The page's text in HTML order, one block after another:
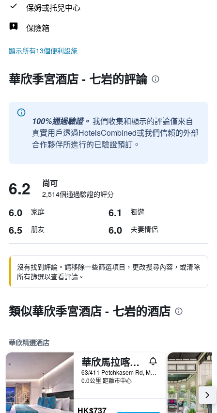
保姆或托兒中心
保險箱
顯示所有13個便利設施
華欣季宮酒店 - 七岩的評論
100%通過驗證。 我們收集和顯示的評論僅來自
真實用戶透過HotelsCombined或我們信賴的外部
合作夥伴所進行的已驗證預訂。
6.2 尚可
2,514個通過驗證的評分
6.0 家庭 6.1 獨遊
6.5 朋友 6.0 夫妻情侶
沒有找到評論。請移除一些篩選項目，更改搜尋內容，或清除
所有篩選以查看評論。
類似華欣季宮酒店 - 七岩的酒店
華欣精選酒店
華欣馬拉喀什Spa度假酒店
63/411 Petchkasem Rd, Moo Baan Nong Kae, 華欣, 泰國
0.0公里 距離市中心
HK$737